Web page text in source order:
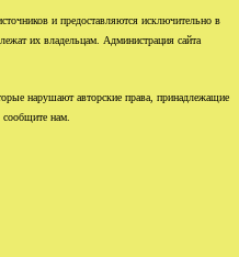
и предоставляются исключительно в
их владельцам. Администрация сайта
нарушают авторские права, принадлежащие
нам.